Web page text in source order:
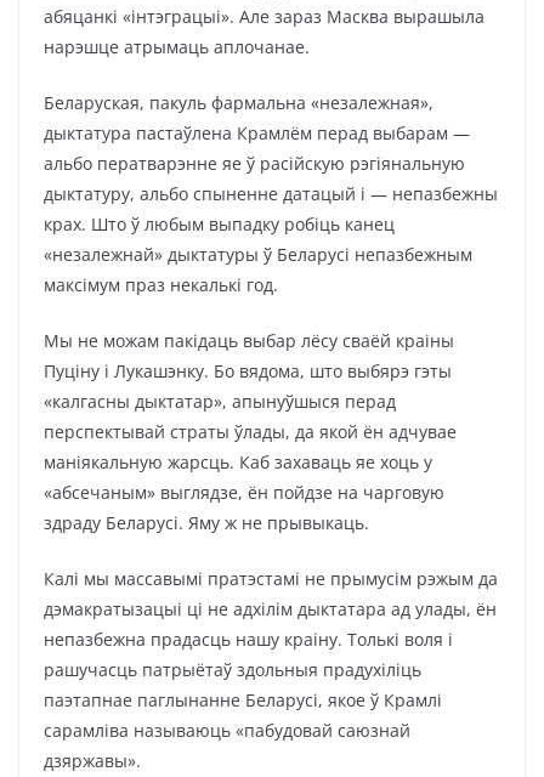
абяцанкі «інтэграцыі». Але зараз Масква вырашыла
нарэшце атрымаць аплочанае.
Беларуская, пакуль фармальна «незалежная»,
дыктатура пастаўлена Крамлём перад выбарам —
альбо ператварэнне яе ў расійскую рэгіянальную
дыктатуру, альбо спыненне датацый і — непазбежны
крах. Што ў любым выпадку робіць канец
«незалежнай» дыктатуры ў Беларусі непазбежным
максімум праз некалькі год.
Мы не можам пакідаць выбар лёсу сваёй краіны
Пуціну і Лукашэнку. Бо вядома, што выбярэ гэты
«калгасны дыктатар», апынуўшыся перад
перспектывай страты ўлады, да якой ён адчувае
маніякальную жарсць. Каб захаваць яе хоць у
«абсечаным» выглядзе, ён пойдзе на чарговую
здраду Беларусі. Яму ж не прывыкаць.
Калі мы массавымі пратэстамі не прымусім рэжым да
дэмакратызацыі ці не адхілім дыктатара ад улады, ён
непазбежна прадасць нашу краіну. Толькі воля і
рашучасць патрыётаў здольныя прадухіліць
паэтапнае паглынанне Беларусі, якое ў Крамлі
сарамліва называюць «пабудовай саюзнай
дзяржавы».